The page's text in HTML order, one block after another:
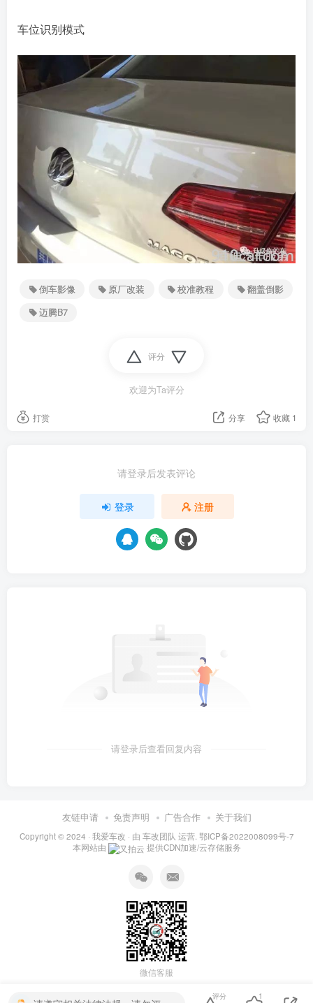
车位识别模式
倒车影像 原厂改装 校准教程
翻盖倒影
迈腾B7
评分
欢迎为Ta评分
打赏 分享 收藏 1
请登录后发表评论
登录 注册
请登录后查看回复内容
友链申请 免责声明 广告合作 关于我们
Copyright © 2024 · 我爱车改 · 由 车改团队 运营. 鄂ICP备2022008099号-7
本网站由
提供CDN加速/云存储服务
微信客服
评分 1